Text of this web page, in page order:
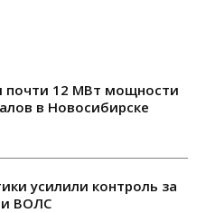
почти 12 МВт мощности
в Новосибирске
усилили контроль за
ВОЛС